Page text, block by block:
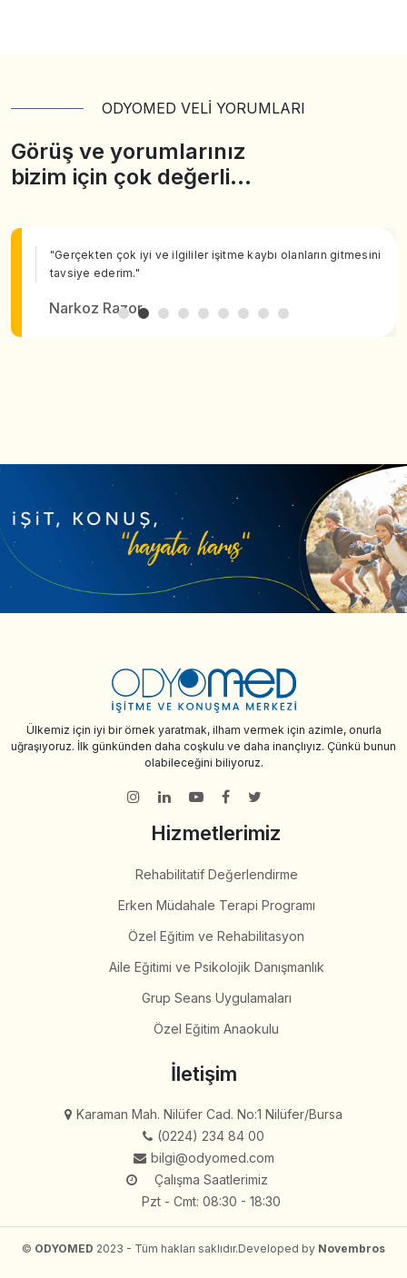
ODYOMED VELİ YORUMLARI
Görüş ve yorumlarınız
bizim için çok değerli…
"Gerçekten çok iyi ve ilgililer işitme kaybı olanların gitmesini
tavsiye ederim."
Narkoz Razor
Ülkemiz için iyi bir örnek yaratmak, ilham vermek için azimle, onurla
uğraşıyoruz. İlk günkünden daha coşkulu ve daha inançlıyız. Çünkü bunun
olabileceğini biliyoruz.
Hizmetlerimiz
Rehabilitatif Değerlendirme
Erken Müdahale Terapi Programı
Özel Eğitim ve Rehabilitasyon
Aile Eğitimi ve Psikolojik Danışmanlık
Grup Seans Uygulamaları
Özel Eğitim Anaokulu
İletişim
Karaman Mah. Nilüfer Cad. No:1 Nilüfer/Bursa
(0224) 234 84 00
bilgi@odyomed.com
Çalışma Saatlerimiz
Pzt - Cmt: 08:30 - 18:30
© ODYOMED 2023 - Tüm hakları saklıdır.Developed by Novembros